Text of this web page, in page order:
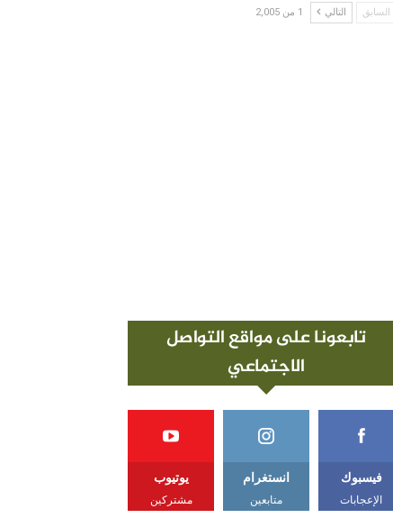
السابق التالي 1 من 2,005
تابعونا على مواقع التواصل
الاجتماعي
فيسبوك
الإعجابات
انستغرام
متابعين
يوتيوب
مشتركين